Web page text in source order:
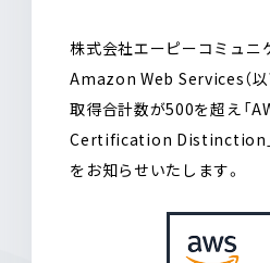
株式会社エーピーコミュニ
Amazon Web Services（以
取得合計数が500を超え「
Certification Distinction」
をお知らせいたします。